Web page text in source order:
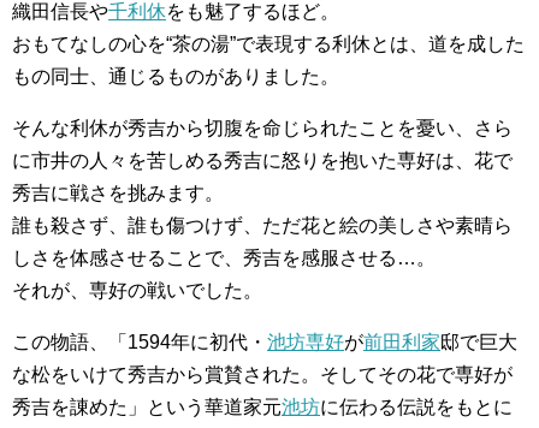
織田信長や千利休をも魅了するほど。
おもてなしの心を“茶の湯”で表現する利休とは、道を成した
もの同士、通じるものがありました。
そんな利休が秀吉から切腹を命じられたことを憂い、さら
に市井の人々を苦しめる秀吉に怒りを抱いた専好は、花で
秀吉に戦さを挑みます。
誰も殺さず、誰も傷つけず、ただ花と絵の美しさや素晴ら
しさを体感させることで、秀吉を感服させる…。
それが、専好の戦いでした。
この物語、「1594年に初代・ 池坊専好が前田利家邸で巨大
な松をいけて秀吉から賞賛された。そしてその花で専好が
秀吉を諌めた」という華道家元池坊に伝わる伝説をもとに